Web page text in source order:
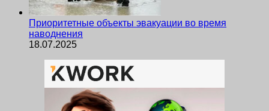
Приоритетные объекты эвакуации во время
наводнения
18.07.2025